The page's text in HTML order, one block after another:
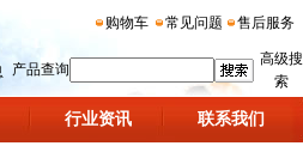
购物车 常见问题 售后服务
产品查询
高级搜
索
行业资讯 联系我们